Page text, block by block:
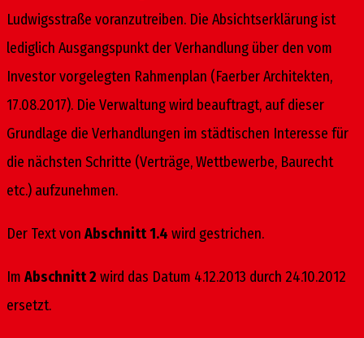
Ludwigsstraße voranzutreiben. Die Absichtserklärung ist
lediglich Ausgangspunkt der Verhandlung über den vom
Investor vorgelegten Rahmenplan (Faerber Architekten,
17.08.2017). Die Verwaltung wird beauftragt, auf dieser
Grundlage die Verhandlungen im städtischen Interesse für
die nächsten Schritte (Verträge, Wettbewerbe, Baurecht
etc.) aufzunehmen.
Der Text von Abschnitt 1.4 wird gestrichen.
Im Abschnitt 2 wird das Datum 4.12.2013 durch 24.10.2012
ersetzt.